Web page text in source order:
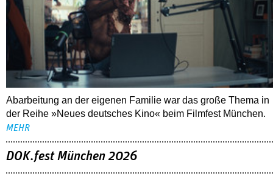
Abarbeitung an der eigenen Familie war das große Thema in
der Reihe »Neues deutsches Kino« beim Filmfest München.
MEHR
DOK.fest München 2026